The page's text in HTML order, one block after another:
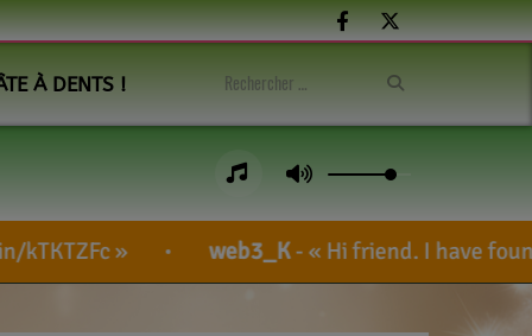
À DENTS !
web3_K- Hi friend. I have found an amazing